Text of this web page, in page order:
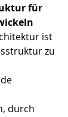
für
ist
zu
durch